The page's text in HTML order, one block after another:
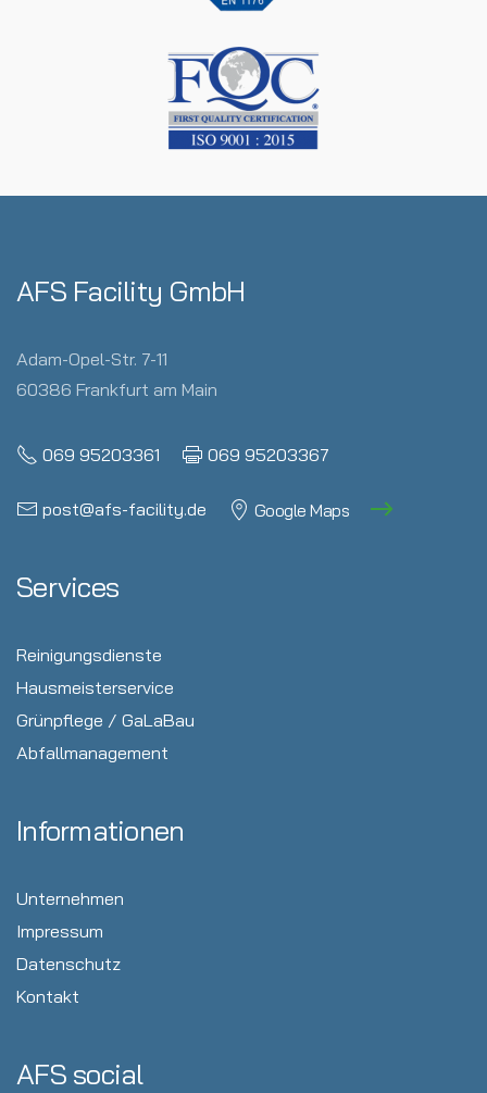
AFS Facility GmbH
Adam-Opel-Str. 7-11
60386 Frankfurt am Main
069 95203361 069 95203367
post@afs-facility.de Google Maps
Services
Reinigungsdienste
Hausmeisterservice
Grünpflege / GaLaBau
Abfallmanagement
Informationen
Unternehmen
Impressum
Datenschutz
Kontakt
AFS social